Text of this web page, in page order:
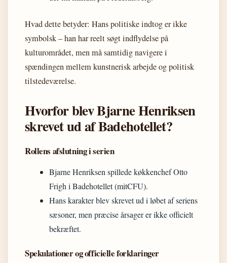
Hvad dette betyder: Hans politiske indtog er ikke
symbolsk – han har reelt søgt indflydelse på
kulturområdet, men må samtidig navigere i
spændingen mellem kunstnerisk arbejde og politisk
tilstedeværelse.
Hvorfor blev Bjarne Henriksen
skrevet ud af Badehotellet?
Rollens afslutning i serien
Bjarne Henriksen spillede køkkenchef Otto
Frigh i Badehotellet (mitCFU).
Hans karakter blev skrevet ud i løbet af seriens
sæsoner, men præcise årsager er ikke officielt
bekræftet.
Spekulationer og officielle forklaringer